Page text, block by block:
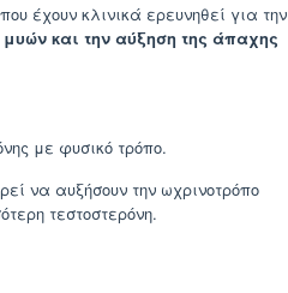
που έχουν κλινικά ερευνηθεί για την
και την αύξηση της άπαχης
με φυσικό τρόπο.
να αυξήσουν την ωχρινοτρόπο
τεστοστερόνη.